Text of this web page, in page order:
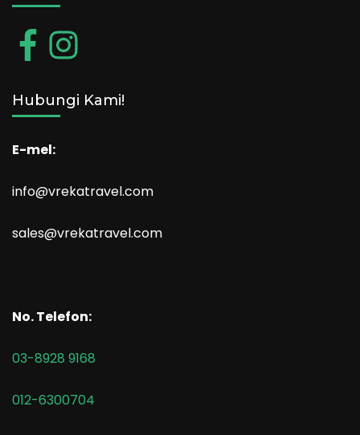
Hubungi Kami!
E-mel:
info@vrekatravel.com
sales@vrekatravel.com
No. Telefon:
03-8928 9168
012-6300704